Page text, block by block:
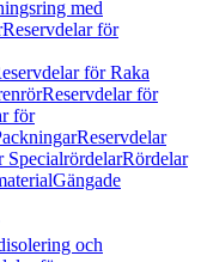
med
Reservdelar för
för Raka
Reservdelar för
för
Reservdelar
SpecialrördelarRördelar
Gängade
och